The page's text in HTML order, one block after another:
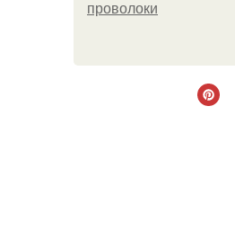
проволоки